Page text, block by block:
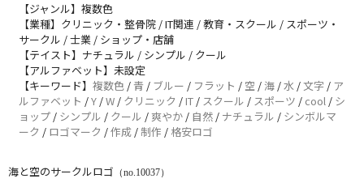
【ジャンル】複数色
【業種】クリニック・整骨院 / IT関連 / 教育・スクール / スポーツ・
サークル / 士業 / ショップ・店舗
【テイスト】ナチュラル / シンプル / クール
【アルファベット】未設定
【キーワード】 複数色 / 青 / ブルー / フラット / 空 / 海 /水 /文字 / ア
ルファベット /Y /W / クリニック /IT / スクール / スポーツ / cool / シ
ョップ / シンプル / クール /爽やか / 自然 / ナチュラル / シンボルマ
ーク / ロゴマーク /作成 / 制作 / 格安ロゴ
海と空のサークルロゴ （no.10037）